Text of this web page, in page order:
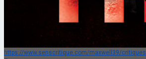
https://www.senscritique.com/maxwell39/critiques